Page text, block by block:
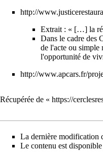
http://
Extrait : « […] la
Dans le cadre des
de l'acte ou simple
l'opportunité de
http://www.apcars.fr/
Récupérée de « https://
La dernière modification
Le contenu est